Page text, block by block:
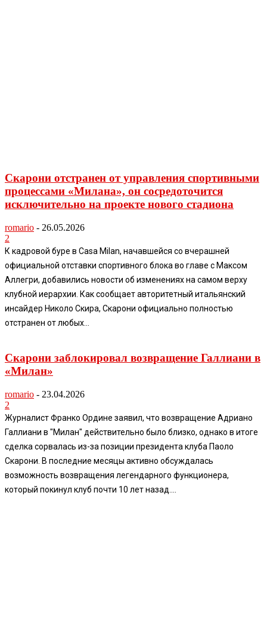
Скарони отстранен от управления спортивными
процессами «Милана», он сосредоточится
исключительно на проекте нового стадиона
romario - 26.05.2026
2
К кадровой буре в Casa Milan, начавшейся со вчерашней
официальной отставки спортивного блока во главе с Максом
Аллегри, добавились новости об изменениях на самом верху
клубной иерархии. Как сообщает авторитетный итальянский
инсайдер Николо Скира, Скарони официально полностью
отстранен от любых...
Скарони заблокировал возвращение Галлиани в
«Милан»
romario - 23.04.2026
2
Журналист Франко Ордине заявил, что возвращение Адриано
Галлиани в "Милан" действительно было близко, однако в итоге
сделка сорвалась из-за позиции президента клуба Паоло
Скарони. В последние месяцы активно обсуждалась
возможность возвращения легендарного функционера,
который покинул клуб почти 10 лет назад....